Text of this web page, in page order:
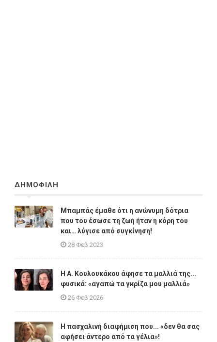
ΔΗΜΟΦΙΛΗ
Μπαμπάς έμαθε ότι η ανώνυμη δότρια
που του έσωσε τη ζωή ήταν η κόρη του
και… λύγισε από συγκίνηση!
28 Φεβ 2023
Η A. Κουλουκάκου άφησε τα μαλλιά της...
φυσικά: «αγαπώ τα γκρίζα μου μαλλιά»
26 Φεβ 2026
Η πασχαλινή διαφήμιση που... «δεν θα σας
αφήσει άντερο από τα γέλια»!